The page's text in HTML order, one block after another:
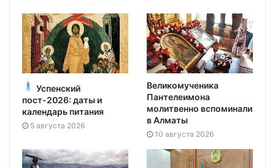
Успенский
пост-2026: даты и
календарь питания
5 августа 2026
Великомученика
Пантелеимона
молитвенно вспоминали
в Алматы
10 августа 2026